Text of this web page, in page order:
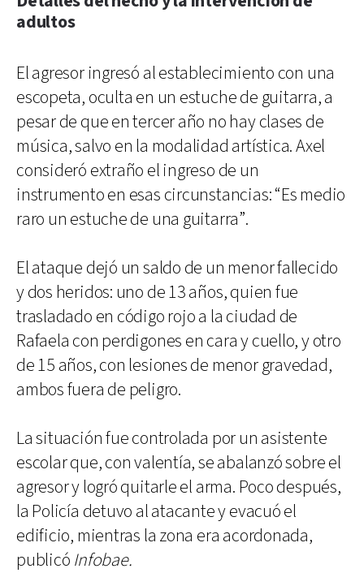
adultos
El agresor ingresó al establecimiento con una
escopeta, oculta en un estuche de guitarra, a
pesar de que en tercer año no hay clases de
música, salvo en la modalidad artística. Axel
consideró extraño el ingreso de un
instrumento en esas circunstancias: “Es medio
raro un estuche de una guitarra”.
El ataque dejó un saldo de un menor fallecido
y dos heridos: uno de 13 años, quien fue
trasladado en código rojo a la ciudad de
Rafaela con perdigones en cara y cuello, y otro
de 15 años, con lesiones de menor gravedad,
ambos fuera de peligro.
La situación fue controlada por un asistente
escolar que, con valentía, se abalanzó sobre el
agresor y logró quitarle el arma. Poco después,
la Policía detuvo al atacante y evacuó el
edificio, mientras la zona era acordonada,
publicó Infobae.